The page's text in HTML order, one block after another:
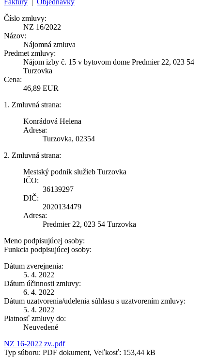
Číslo zmluvy:
NZ 16/2022
Názov:
Nájomná zmluva
Predmet zmluvy:
Nájom izby č. 15 v bytovom dome Predmier 22, 023 54
Turzovka
Cena:
46,89 EUR
1. Zmluvná strana:
Konrádová Helena
Adresa:
Turzovka, 02354
2. Zmluvná strana:
Mestský podnik služieb Turzovka
IČO:
36139297
DIČ:
2020134479
Adresa:
Predmier 22, 023 54 Turzovka
Meno podpisujúcej osoby:
Funkcia podpisujúcej osoby:
Dátum zverejnenia:
5. 4. 2022
Dátum účinnosti zmluvy:
6. 4. 2022
Dátum uzatvorenia/udelenia súhlasu s uzatvorením zmluvy:
5. 4. 2022
Platnosť zmluvy do:
Neuvedené
NZ 16-2022 zv..pdf
Typ súboru: PDF dokument, Veľkosť: 153,44 kB